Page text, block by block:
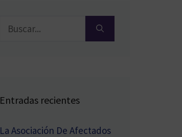
Buscar:
Entradas recientes
La Asociación De Afectados